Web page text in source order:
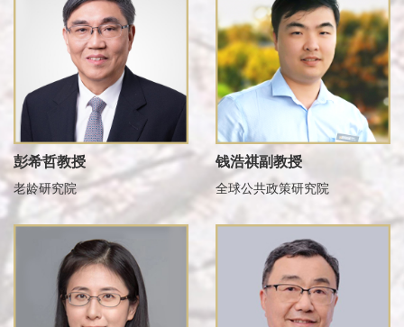
彭希哲教授
老龄研究院
钱浩祺副教授
全球公共政策研究院